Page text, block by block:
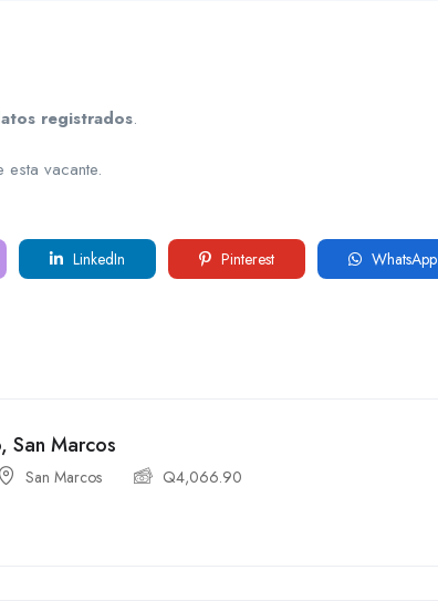
registrados.
vacante.
LinkedIn Pinterest WhatsApp
San Marcos
San Marcos Q4,066.90